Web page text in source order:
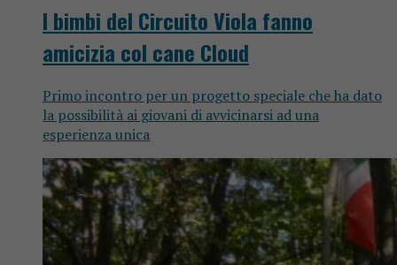
I bimbi del Circuito Viola fanno
amicizia col cane Cloud
Primo incontro per un progetto speciale che ha dato
la possibilità ai giovani di avvicinarsi ad una
esperienza unica